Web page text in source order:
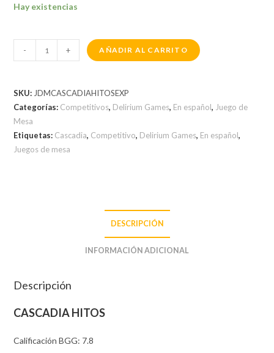
Hay existencias
- + AÑADIR AL CARRITO
SKU: JDMCASCADIAHITOSEXP
Categorías: Competitivos, Delirium Games, En español, Juego de
Mesa
Etiquetas: Cascadia, Competitivo, Delirium Games, En español,
Juegos de mesa
DESCRIPCIÓN
INFORMACIÓN ADICIONAL
Descripción
CASCADIA HITOS
Calificación BGG: 7.8